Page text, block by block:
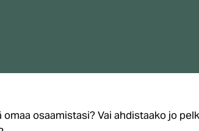
osaamistasi? Vai ahdistaako jo